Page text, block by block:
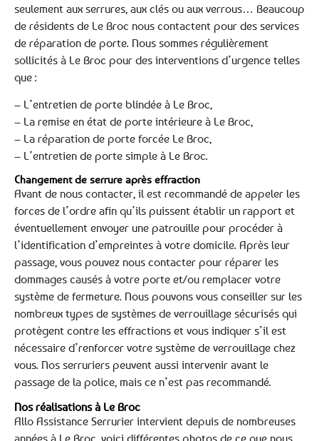
seulement aux serrures, aux clés ou aux verrous… Beaucoup
de résidents de Le Broc nous contactent pour des services
de réparation de porte. Nous sommes régulièrement
sollicités à Le Broc pour des interventions d’urgence telles
que :
– L’entretien de porte blindée à Le Broc,
– La remise en état de porte intérieure à Le Broc,
– La réparation de porte forcée Le Broc,
– L’entretien de porte simple à Le Broc.
Changement de serrure après effraction
Avant de nous contacter, il est recommandé de appeler les
forces de l’ordre afin qu’ils puissent établir un rapport et
éventuellement envoyer une patrouille pour procéder à
l’identification d’empreintes à votre domicile. Après leur
passage, vous pouvez nous contacter pour réparer les
dommages causés à votre porte et/ou remplacer votre
système de fermeture. Nous pouvons vous conseiller sur les
nombreux types de systèmes de verrouillage sécurisés qui
protègent contre les effractions et vous indiquer s’il est
nécessaire d’renforcer votre système de verrouillage chez
vous. Nos serruriers peuvent aussi intervenir avant le
passage de la police, mais ce n’est pas recommandé.
Nos réalisations à Le Broc
Allo Assistance Serrurier intervient depuis de nombreuses
années à Le Broc, voici différentes photos de ce que nous